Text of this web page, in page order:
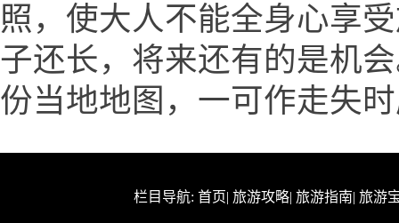
照，使大人不能全身心享
子还长，将来还有的是机
份当地地图，一可作走失
栏目导航: 首页| 旅游攻略| 旅游指南| 旅游